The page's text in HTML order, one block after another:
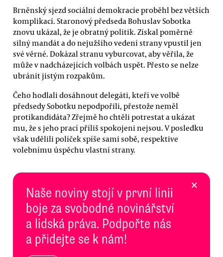
Brněnský sjezd sociální demokracie proběhl bez větších
komplikací. Staronový předseda Bohuslav Sobotka
znovu ukázal, že je obratný politik. Získal poměrně
silný mandát a do nejužšího vedení strany vpustil jen
své věrné. Dokázal stranu vyburcovat, aby věřila, že
může v nadcházejících volbách uspět. Přesto se nelze
ubránit jistým rozpakům.
Čeho hodlali dosáhnout delegáti, kteří ve volbě
předsedy Sobotku nepodpořili, přestože neměl
protikandidáta? Zřejmě ho chtěli potrestat a ukázat
mu, že s jeho prací příliš spokojeni nejsou. V posledku
však udělili políček spíše sami sobě, respektive
volebnímu úspěchu vlastní strany.
Naše noviny stojí v první linii
boje za svobodné novinářství
a lidská práva. Podpořte nás
a přidejte se k nám!
×